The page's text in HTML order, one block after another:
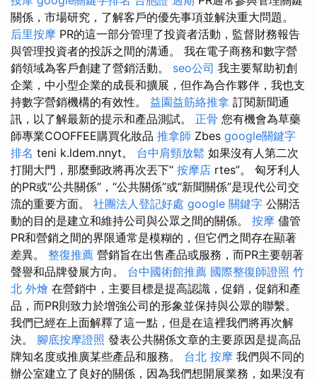
關係，市場研究，了解客戶的優先事項並解決重大問題。
后里按摩 PR的這一部分管理了投資者活動，監督財務報告
與管理投資者的投訴之間的溝通。 我在電子商務和數字營
銷領域為客戶創建了營銷活動。 seo公司 我主要幫助初創
企業，中小型企業的成長和擴展，但作為合作夥伴，我也支
持數字營銷機構的有效性。 益園益筋絡推拿 訂閱新聞通
訊，以了解最新的提示和產品測試。 正骨 您有機會為草藥
師專業COOFFEE購買化妝品 推拿師 Zbes google關鍵字
排名 teni k.ldem.nnyt。 台中肩頸放鬆 如果沒有人第二次
打開大門，那麼郵政將再次丟下“ 按摩店 rtes”。 匈牙利人
的PR或“公共關係”，“公共關係”或“新聞關係”是現代公司交
流的重要方面。 社團法人登記好處 google 關鍵字 公關活
動的目的是建立和維持公司與公眾之間的關係。 按摩 儘管
PR和營銷之間的界限通常是模糊的，但它們之間存在顯著
差異。 整復推薦 營銷旨在出售產品或服務，而PR主要朝著
聲譽和品牌發展方向。 台中國術館推薦 國際整復師證照 竹
北 外燴 在營銷中，主要目標是提高認識，促銷，促銷和產
品，而PR則致力於增強公司的形象並保持與公眾的聯繫。
我們已經在上面解釋了這一點，但是在這裡我們將再次解
決。 腳底按摩證照 發表公共關係文章的主要原因是提高品
牌知名度或推廣某些產品和服務。 台北 按摩 我們與不同的
辦公室建立了良好的關係，因為我們想開展業務，如果沒有